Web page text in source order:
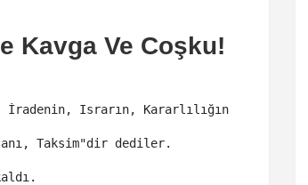
Kavga Ve Coşku!
İradenin, Israrın, Kararlılığın
Taksim"dir dediler.